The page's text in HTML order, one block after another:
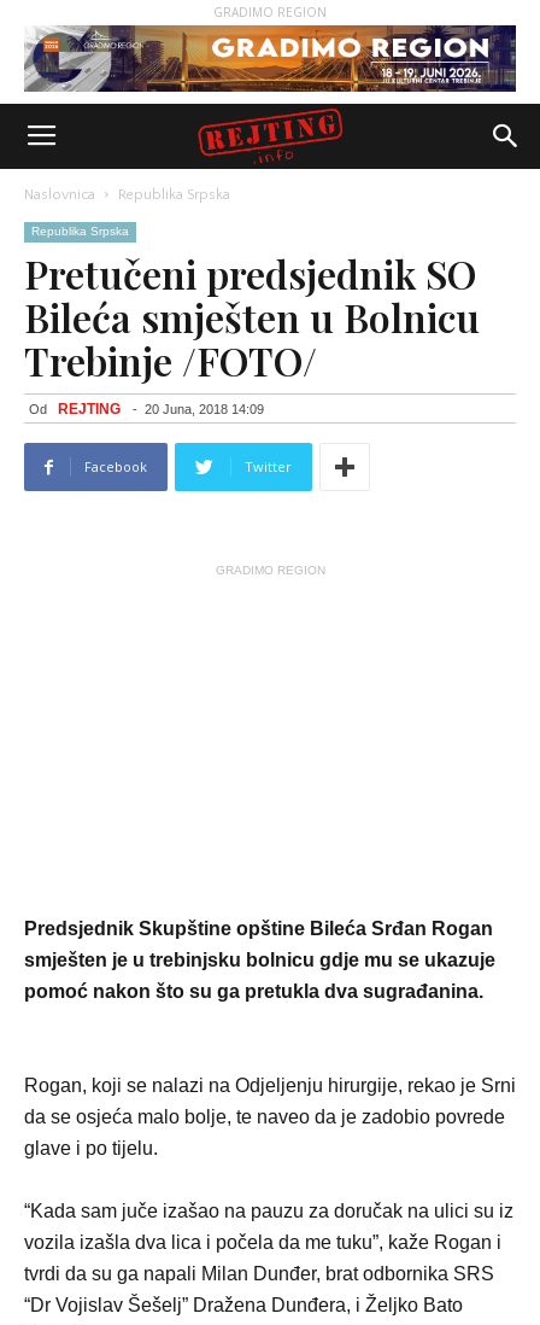
GRADIMO REGION
Naslovnica Republika Srpska
Republika Srpska
Pretučeni predsjednik SO
Bileća smješten u Bolnicu
Trebinje /FOTO/
Od REJTING - 20 Juna, 2018 14:09
Facebook Twitter
GRADIMO REGION
Predsjednik Skupštine opštine Bileća Srđan Rogan
smješten je u trebinjsku bolnicu gdje mu se ukazuje
pomoć nakon što su ga pretukla dva sugrađanina.
Rogan, koji se nalazi na Odjeljenju hirurgije, rekao je Srni
da se osjeća malo bolje, te naveo da je zadobio povrede
glave i po tijelu.
“Kada sam juče izašao na pauzu za doručak na ulici su iz
vozila izašla dva lica i počela da me tuku”, kaže Rogan i
tvrdi da su ga napali Milan Dunđer, brat odbornika SRS
“Dr Vojislav Šešelj” Dražena Dunđera, i Željko Bato